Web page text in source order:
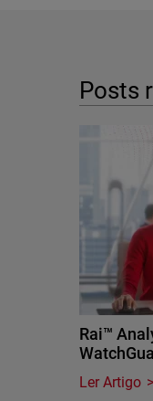
Posts
Rai™
Ler Artigo